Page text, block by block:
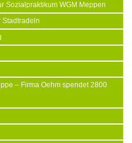
Sozialpraktikum WGM Meppen
Stadtradeln
– Firma Oehm spendet 2800